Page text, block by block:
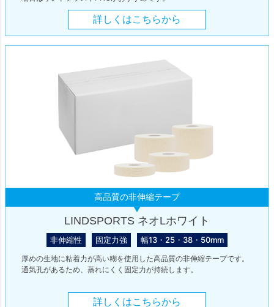
詳しくはこちらから
高品質の非伸縮テープ
LINDSPORTS ネオLホワイト
非伸縮性 固定力強 幅13・25・38・50mm
厚めの生地に粘着力が高い糊を使用した高品質の非伸縮テープです。
通気孔があるため、蒸れにくく固定力が持続します。
詳しくはこちらから